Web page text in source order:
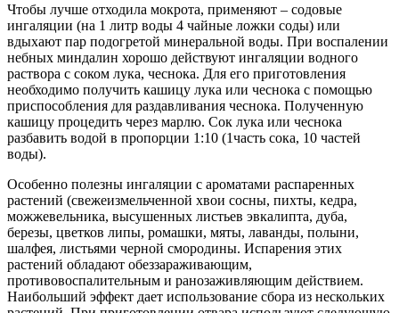
Чтобы лучше отходила мокрота, применяют – содовые
ингаляции (на 1 литр воды 4 чайные ложки соды) или
вдыхают пар подогретой минеральной воды. При воспалении
небных миндалин хорошо действуют ингаляции водного
раствора с соком лука, чеснока. Для его приготовления
необходимо получить кашицу лука или чеснока с помощью
приспособления для раздавливания чеснока. Полученную
кашицу процедить через марлю. Сок лука или чеснока
разбавить водой в пропорции 1:10 (1часть сока, 10 частей
воды).
Особенно полезны ингаляции с ароматами распаренных
растений (свежеизмельченной хвои сосны, пихты, кедра,
можжевельника, высушенных листьев эвкалипта, дуба,
березы, цветков липы, ромашки, мяты, лаванды, полыни,
шалфея, листьями черной смородины. Испарения этих
растений обладают обеззараживающим,
противовоспалительным и ранозаживляющим действием.
Наибольший эффект дает использование сбора из нескольких